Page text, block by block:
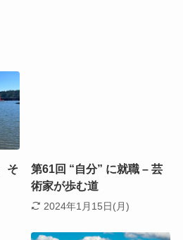
そ
第61回 “自分” に就職 – 芸
術家が歩む道
2024年1月15日(月)